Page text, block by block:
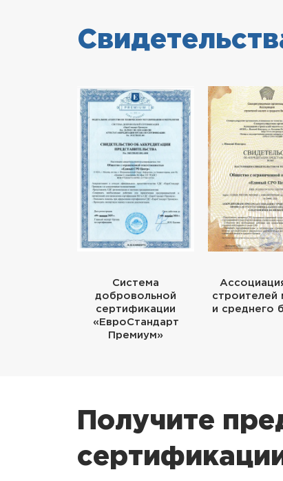
Система
добровольной
сертификации
«ЕвроСтандарт
Премиум»
строителей
и среднего
Получите